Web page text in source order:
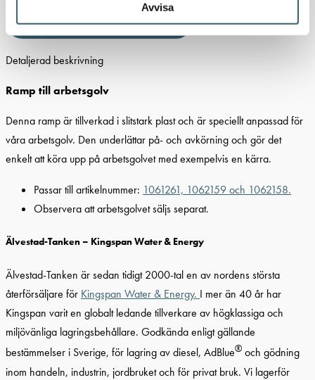
Avvisa
Ladda ner produktblad
Detaljerad beskrivning
Ramp till arbetsgolv
Denna ramp är tillverkad i slitstark plast och är speciellt anpassad för
våra arbetsgolv. Den underlättar på- och avkörning och gör det
enkelt att köra upp på arbetsgolvet med exempelvis en kärra.
Passar till artikelnummer: 1061261, 1062159 och 1062158.
Observera att arbetsgolvet säljs separat.
Älvestad-Tanken – Kingspan Water & Energy
Älvestad-Tanken är sedan tidigt 2000-tal en av nordens största
återförsäljare för Kingspan Water & Energy. I mer än 40 år har
Kingspan varit en globalt ledande tillverkare av högklassiga och
miljövänliga lagringsbehållare. Godkända enligt gällande
bestämmelser i Sverige, för lagring av diesel, AdBlue® och gödning
inom handeln, industrin, jordbruket och för privat bruk. Vi lagerför